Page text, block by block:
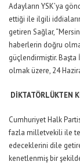
Adayların YSK’ya
ettiği ile ilgili
getiren Sağlar,
haberlerin doğru
güçlendirmiştir. Başta
olmak üzere, 24
DİKTATÖRLÜKTEN
Cumhuriyet Halk
fazla milletvekili ile
edeceklerini dile
kenetlenmiş bir